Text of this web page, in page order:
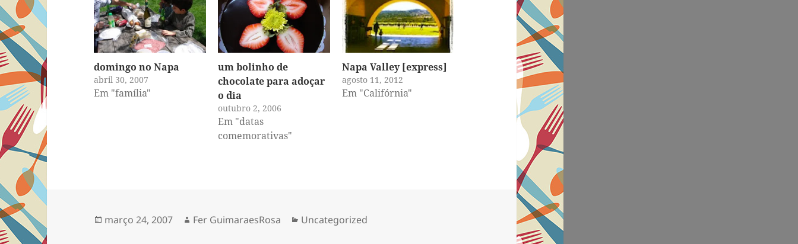
domingo no Napa
abril 30, 2007
Em "família"
um bolinho de
chocolate para adoçar
o dia
outubro 2, 2006
Em "datas
comemorativas"
Napa Valley [express]
agosto 11, 2012
Em "Califórnia"
Publicado
março 24, 2007 Autor
Fer GuimaraesRosa Categorias
Uncategorized